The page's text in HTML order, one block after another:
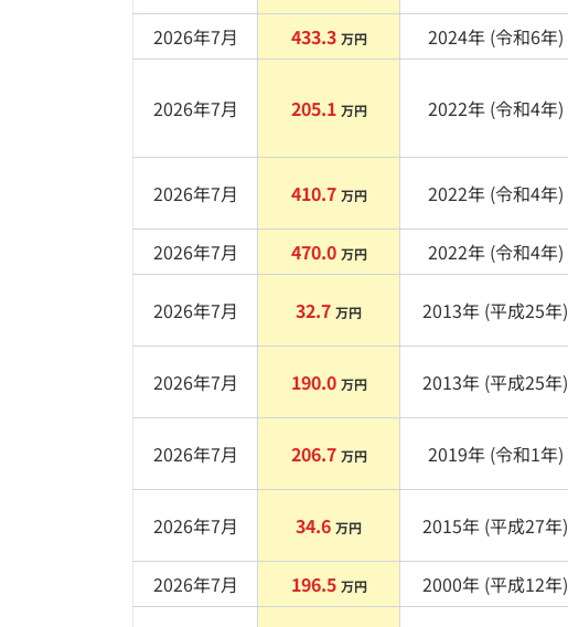
2026年7月 433.3 万円 2024年 (令和6年)
2026年7月 205.1 万円 2022年 (令和4年)
2026年7月 410.7 万円 2022年 (令和4年)
2026年7月 470.0 万円 2022年 (令和4年)
2026年7月 32.7 万円 2013年 (平成25年)
2026年7月 190.0 万円 2013年 (平成25年)
2026年7月 206.7 万円 2019年 (令和1年)
2026年7月 34.6 万円 2015年 (平成27年)
2026年7月 196.5 万円 2000年 (平成12年)